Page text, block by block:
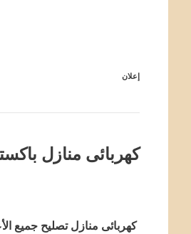
إعلان
كهربائى منازل
كهربائى منازل تصليح جميع